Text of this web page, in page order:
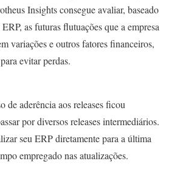
Insights consegue avaliar, baseado
as futuras flutuações que a empresa
variações e outros fatores financeiros,
evitar perdas.
de aderência aos releases ficou
por diversos releases intermediários.
seu ERP diretamente para a última
empregado nas atualizações.